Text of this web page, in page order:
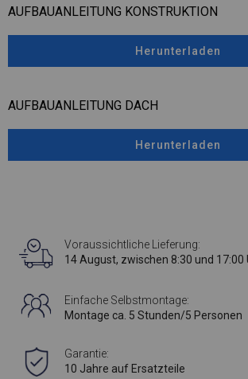
AUFBAUANLEITUNG KONSTRUKTION
Herunterladen
AUFBAUANLEITUNG DACH
Herunterladen
Voraussichtliche Lieferung:
14 August, zwischen 8:30 und 17:00
Einfache Selbstmontage:
Montage ca. 5 Stunden/5 Personen
Garantie:
10 Jahre auf Ersatzteile